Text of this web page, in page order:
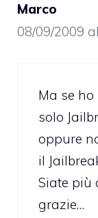
Marco
08/09/2009
Ma se
solo
oppure
il
Siate più
grazie…